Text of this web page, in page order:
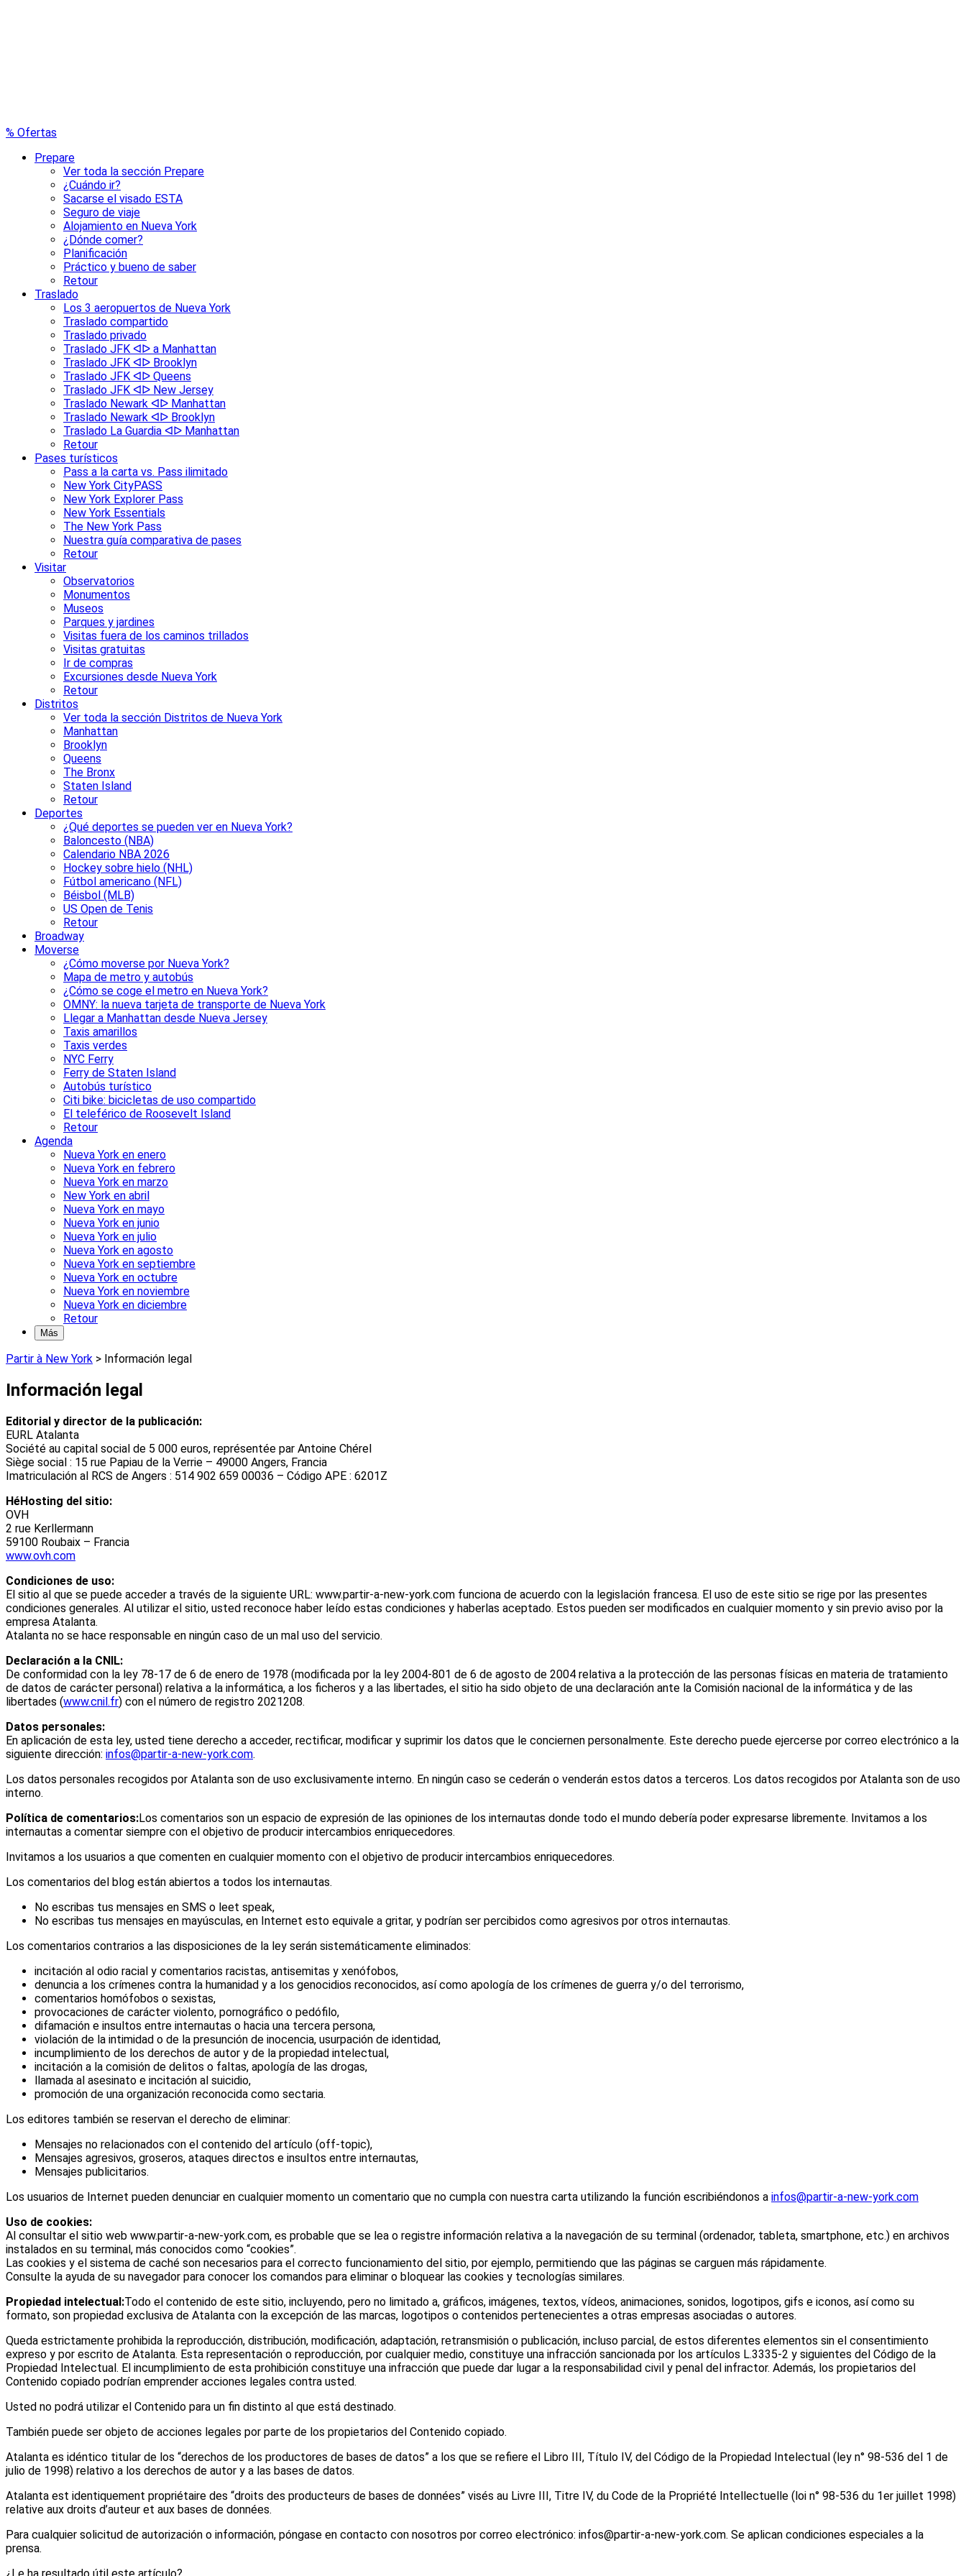
% Ofertas
Prepare
Ver toda la sección Prepare
¿Cuándo ir?
Sacarse el visado ESTA
Seguro de viaje
Alojamiento en Nueva York
¿Dónde comer?
Planificación
Práctico y bueno de saber
Retour
Traslado
Los 3 aeropuertos de Nueva York
Traslado compartido
Traslado privado
Traslado JFK ᐊᐅ a Manhattan
Traslado JFK ᐊᐅ Brooklyn
Traslado JFK ᐊᐅ Queens
Traslado JFK ᐊᐅ New Jersey
Traslado Newark ᐊᐅ Manhattan
Traslado Newark ᐊᐅ Brooklyn
Traslado La Guardia ᐊᐅ Manhattan
Retour
Pases turísticos
Pass a la carta vs. Pass ilimitado
New York CityPASS
New York Explorer Pass
New York Essentials
The New York Pass
Nuestra guía comparativa de pases
Retour
Visitar
Observatorios
Monumentos
Museos
Parques y jardines
Visitas fuera de los caminos trillados
Visitas gratuitas
Ir de compras
Excursiones desde Nueva York
Retour
Distritos
Ver toda la sección Distritos de Nueva York
Manhattan
Brooklyn
Queens
The Bronx
Staten Island
Retour
Deportes
¿Qué deportes se pueden ver en Nueva York?
Baloncesto (NBA)
Calendario NBA 2026
Hockey sobre hielo (NHL)
Fútbol americano (NFL)
Béisbol (MLB)
US Open de Tenis
Retour
Broadway
Moverse
¿Cómo moverse por Nueva York?
Mapa de metro y autobús
¿Cómo se coge el metro en Nueva York?
OMNY: la nueva tarjeta de transporte de Nueva York
Llegar a Manhattan desde Nueva Jersey
Taxis amarillos
Taxis verdes
NYC Ferry
Ferry de Staten Island
Autobús turístico
Citi bike: bicicletas de uso compartido
El teleférico de Roosevelt Island
Retour
Agenda
Nueva York en enero
Nueva York en febrero
Nueva York en marzo
New York en abril
Nueva York en mayo
Nueva York en junio
Nueva York en julio
Nueva York en agosto
Nueva York en septiembre
Nueva York en octubre
Nueva York en noviembre
Nueva York en diciembre
Retour
Más
Partir à New York > Información legal
Información legal
Editorial y director de la publicación:
EURL Atalanta
Société au capital social de 5 000 euros, représentée par Antoine Chérel
Siège social : 15 rue Papiau de la Verrie – 49000 Angers, Francia
Imatriculación al RCS de Angers : 514 902 659 00036 – Código APE : 6201Z
HéHosting del sitio:
OVH
2 rue Kerllermann
59100 Roubaix – Francia
www.ovh.com
Condiciones de uso:
El sitio al que se puede acceder a través de la siguiente URL: www.partir-a-new-york.com funciona de acuerdo con la legislación francesa. El uso de este sitio se rige por las presentes
condiciones generales. Al utilizar el sitio, usted reconoce haber leído estas condiciones y haberlas aceptado. Estos pueden ser modificados en cualquier momento y sin previo aviso por la
empresa Atalanta.
Atalanta no se hace responsable en ningún caso de un mal uso del servicio.
Declaración a la CNIL:
De conformidad con la ley 78-17 de 6 de enero de 1978 (modificada por la ley 2004-801 de 6 de agosto de 2004 relativa a la protección de las personas físicas en materia de tratamiento
de datos de carácter personal) relativa a la informática, a los ficheros y a las libertades, el sitio ha sido objeto de una declaración ante la Comisión nacional de la informática y de las
libertades (www.cnil.fr) con el número de registro 2021208.
Datos personales:
En aplicación de esta ley, usted tiene derecho a acceder, rectificar, modificar y suprimir los datos que le conciernen personalmente. Este derecho puede ejercerse por correo electrónico a la
siguiente dirección: infos@partir-a-new-york.com.
Los datos personales recogidos por Atalanta son de uso exclusivamente interno. En ningún caso se cederán o venderán estos datos a terceros. Los datos recogidos por Atalanta son de uso
interno.
Política de comentarios:Los comentarios son un espacio de expresión de las opiniones de los internautas donde todo el mundo debería poder expresarse libremente. Invitamos a los
internautas a comentar siempre con el objetivo de producir intercambios enriquecedores.
Invitamos a los usuarios a que comenten en cualquier momento con el objetivo de producir intercambios enriquecedores.
Los comentarios del blog están abiertos a todos los internautas.
No escribas tus mensajes en SMS o leet speak,
No escribas tus mensajes en mayúsculas, en Internet esto equivale a gritar, y podrían ser percibidos como agresivos por otros internautas.
Los comentarios contrarios a las disposiciones de la ley serán sistemáticamente eliminados:
incitación al odio racial y comentarios racistas, antisemitas y xenófobos,
denuncia a los crímenes contra la humanidad y a los genocidios reconocidos, así como apología de los crímenes de guerra y/o del terrorismo,
comentarios homófobos o sexistas,
provocaciones de carácter violento, pornográfico o pedófilo,
difamación e insultos entre internautas o hacia una tercera persona,
violación de la intimidad o de la presunción de inocencia, usurpación de identidad,
incumplimiento de los derechos de autor y de la propiedad intelectual,
incitación a la comisión de delitos o faltas, apología de las drogas,
llamada al asesinato e incitación al suicidio,
promoción de una organización reconocida como sectaria.
Los editores también se reservan el derecho de eliminar:
Mensajes no relacionados con el contenido del artículo (off-topic),
Mensajes agresivos, groseros, ataques directos e insultos entre internautas,
Mensajes publicitarios.
Los usuarios de Internet pueden denunciar en cualquier momento un comentario que no cumpla con nuestra carta utilizando la función escribiéndonos a infos@partir-a-new-york.com
Uso de cookies:
Al consultar el sitio web www.partir-a-new-york.com, es probable que se lea o registre información relativa a la navegación de su terminal (ordenador, tableta, smartphone, etc.) en archivos
instalados en su terminal, más conocidos como “cookies”.
Las cookies y el sistema de caché son necesarios para el correcto funcionamiento del sitio, por ejemplo, permitiendo que las páginas se carguen más rápidamente.
Consulte la ayuda de su navegador para conocer los comandos para eliminar o bloquear las cookies y tecnologías similares.
Propiedad intelectual:Todo el contenido de este sitio, incluyendo, pero no limitado a, gráficos, imágenes, textos, vídeos, animaciones, sonidos, logotipos, gifs e iconos, así como su
formato, son propiedad exclusiva de Atalanta con la excepción de las marcas, logotipos o contenidos pertenecientes a otras empresas asociadas o autores.
Queda estrictamente prohibida la reproducción, distribución, modificación, adaptación, retransmisión o publicación, incluso parcial, de estos diferentes elementos sin el consentimiento
expreso y por escrito de Atalanta. Esta representación o reproducción, por cualquier medio, constituye una infracción sancionada por los artículos L.3335-2 y siguientes del Código de la
Propiedad Intelectual. El incumplimiento de esta prohibición constituye una infracción que puede dar lugar a la responsabilidad civil y penal del infractor. Además, los propietarios del
Contenido copiado podrían emprender acciones legales contra usted.
Usted no podrá utilizar el Contenido para un fin distinto al que está destinado.
También puede ser objeto de acciones legales por parte de los propietarios del Contenido copiado.
Atalanta es idéntico titular de los “derechos de los productores de bases de datos” a los que se refiere el Libro III, Título IV, del Código de la Propiedad Intelectual (ley n° 98-536 del 1 de
julio de 1998) relativo a los derechos de autor y a las bases de datos.
Atalanta est identiquement propriétaire des “droits des producteurs de bases de données” visés au Livre III, Titre IV, du Code de la Propriété Intellectuelle (loi n° 98-536 du 1er juillet 1998)
relative aux droits d’auteur et aux bases de données.
Para cualquier solicitud de autorización o información, póngase en contacto con nosotros por correo electrónico: infos@partir-a-new-york.com. Se aplican condiciones especiales a la
prensa.